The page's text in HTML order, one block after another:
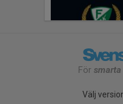
För smarta
Välj